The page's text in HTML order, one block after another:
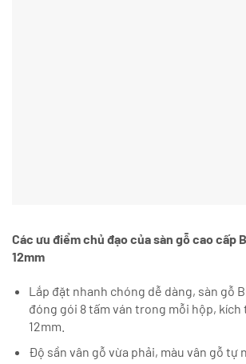
Các ưu điểm chủ đạo của sàn gỗ cao cấp
12mm
Lắp đặt nhanh chóng dễ dàng, sàn gỗ
đóng gói 8 tấm ván trong mỗi hộp, kích
12mm.
Độ sần vân gỗ vừa phải, màu vân gỗ tự